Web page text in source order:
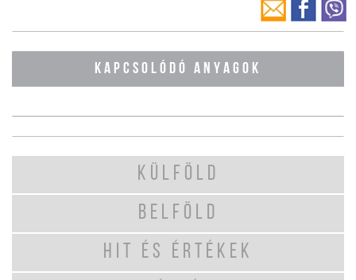
KAPCSOLÓDÓ ANYAGOK
KÜLFÖLD
BELFÖLD
HIT ÉS ÉRTÉKEK